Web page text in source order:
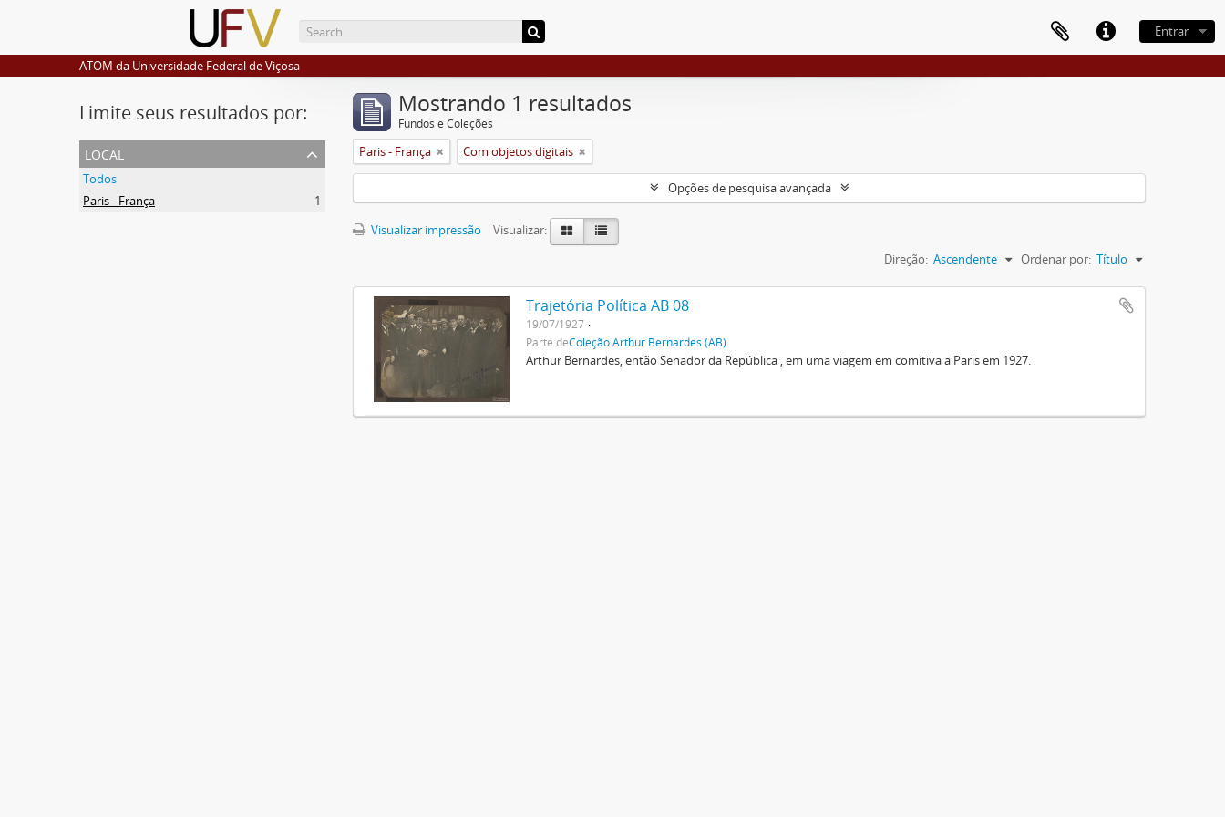
Entrar
ATOM da Universidade Federal de Viçosa
Limite seus resultados por:
local
Todos
Paris - França
1
Mostrando 1 resultados
Fundos e Coleções
Paris - França Com objetos digitais
Opções de pesquisa avançada
Visualizar impressão
Visualizar:
Ordenar por: Título
Direção: Ascendente
Trajetória Política AB 08
19/07/1927
Parte deColeção Arthur Bernardes (AB)
Arthur Bernardes, então Senador da República , em uma viagem em comitiva a Paris em 1927.